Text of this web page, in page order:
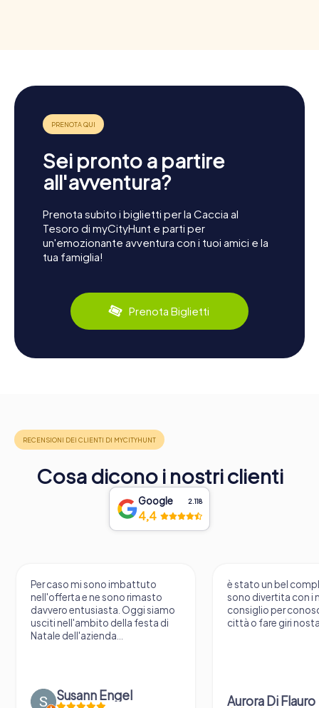
Sei pronto a partire
all'avventura?
Prenota subito i biglietti per la Caccia al
Tesoro di myCityHunt e parti per
un'emozionante avventura con i tuoi amici e la
tua famiglia!
Prenota Biglietti
Cosa dicono i nostri clienti
Google 2.118
4,4
Per caso mi sono imbattuto
nell'offerta e ne sono rimasto
davvero entusiasta. Oggi siamo
usciti nell'ambito della festa di
Natale dell'azienda...
Susann Engel
è stato un bel
sono divertita con i
consiglio per
città o fare giri
Aurora Di Flauro